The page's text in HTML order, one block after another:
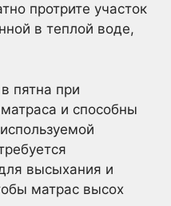
протрите участок
в теплой воде,
пятна при
и способны
высыхания и
матрас высох